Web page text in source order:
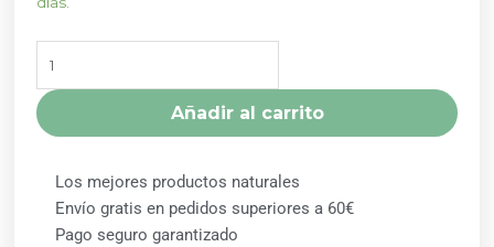
HEALTHAID
cantidad
Añadir al carrito
Los mejores productos naturales
Envío gratis en pedidos superiores a 60€
Pago seguro garantizado